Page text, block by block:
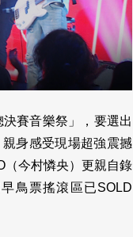
賽音樂祭」，要選出
身感受現場超強震撼
（今村憐央）更親自錄
鳥票搖滾區已SOLD